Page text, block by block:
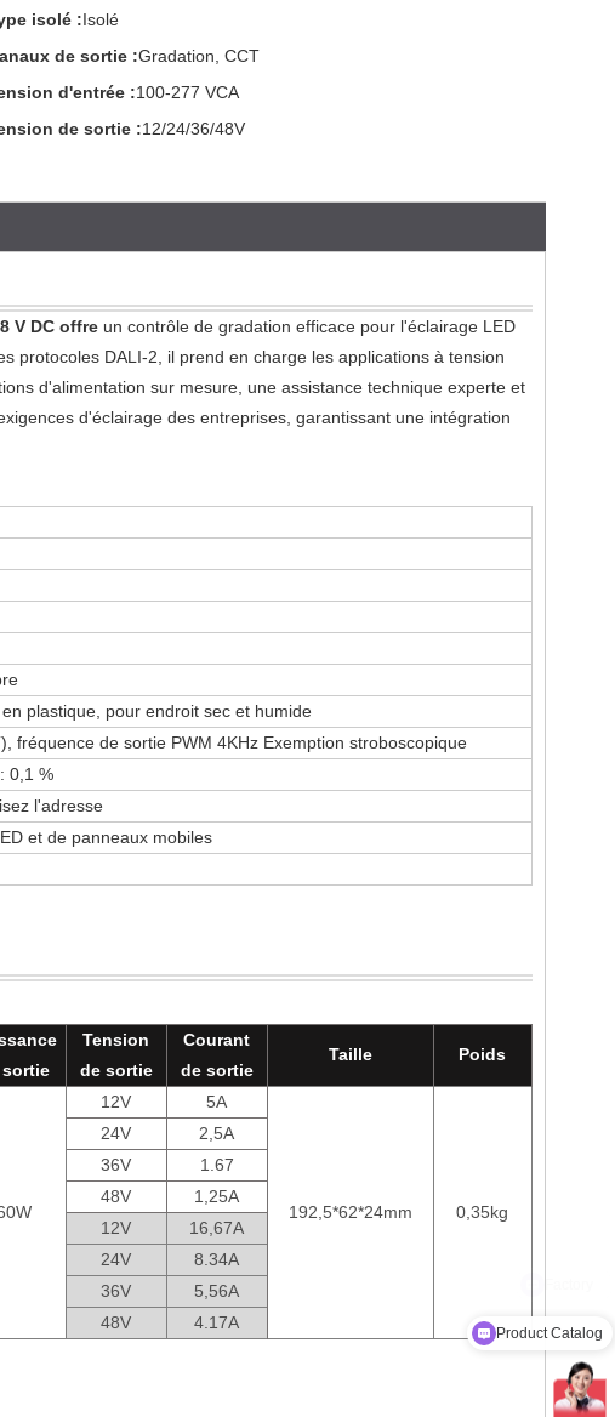
isolé :Isolé
de sortie :Gradation, CCT
d'entrée :100-277 VCA
de sortie :12/24/36/48V
V DC offre un contrôle de gradation efficace pour l'éclairage LED
protocoles DALI-2, il prend en charge les applications à tension
d'alimentation sur mesure, une assistance technique experte et
d'éclairage des entreprises, garantissant une intégration
plastique, pour endroit sec et humide
fréquence de sortie PWM 4KHz Exemption stroboscopique
0,1 %
l'adresse
et de panneaux mobiles
sortie
Tension
de sortie
Courant
de sortie
Taille Poids
12V 5A
192,5*62*24mm 0,35kg
24V
2,5A
36V
1.67
48V 1,25A
12V
16,67A
24V
8.34A
36V
5,56A
48V 4.17A
Product Catalog